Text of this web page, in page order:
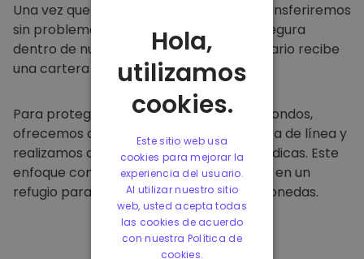
Una vez que compre en
, lo transferiremos
sin problemas a su cartera dedicada y segura
dentro de nuestra plataforma. Cada usuario recibe
una cartera individual.
Para proteger a nuestros clientes y sus fondos,
ofrecemos almacenamiento seguro fuera de línea y
realizamos auditorías de seguridad periódicas. Este
enfoque convierte a nuestra plataforma en un
refugio para almacenar y otras criptomonedas.
Hola,
utilizamos
cookies.
Este sitio web usa
cookies para mejorar la
experiencia del usuario.
Al utilizar nuestro sitio
web, usted acepta todas
las cookies de acuerdo
con nuestra Política de
cookies.